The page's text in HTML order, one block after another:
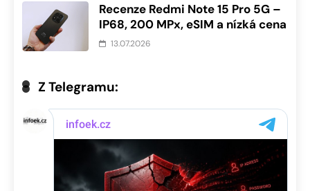
Recenze Redmi Note 15 Pro 5G –
IP68, 200 MPx, eSIM a nízká cena
13.07.2026
Z Telegramu: